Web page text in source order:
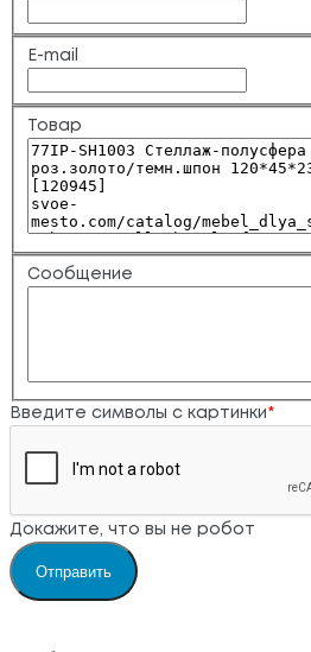
E-mail
Товар
Сообщение
Введите символы с картинки *
Докажите, что вы не робот